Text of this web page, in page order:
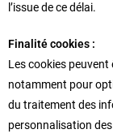
l’issue de ce délai.
Finalité cookies :
Les cookies
notamment pour
du traitement des
personnalisation